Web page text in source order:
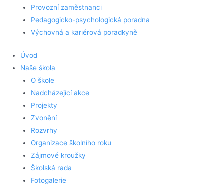
Provozní zaměstnanci
Pedagogicko-psychologická poradna
Výchovná a kariérová poradkyně
Úvod
Naše škola
O škole
Nadcházející akce
Projekty
Zvonění
Rozvrhy
Organizace školního roku
Zájmové kroužky
Školská rada
Fotogalerie